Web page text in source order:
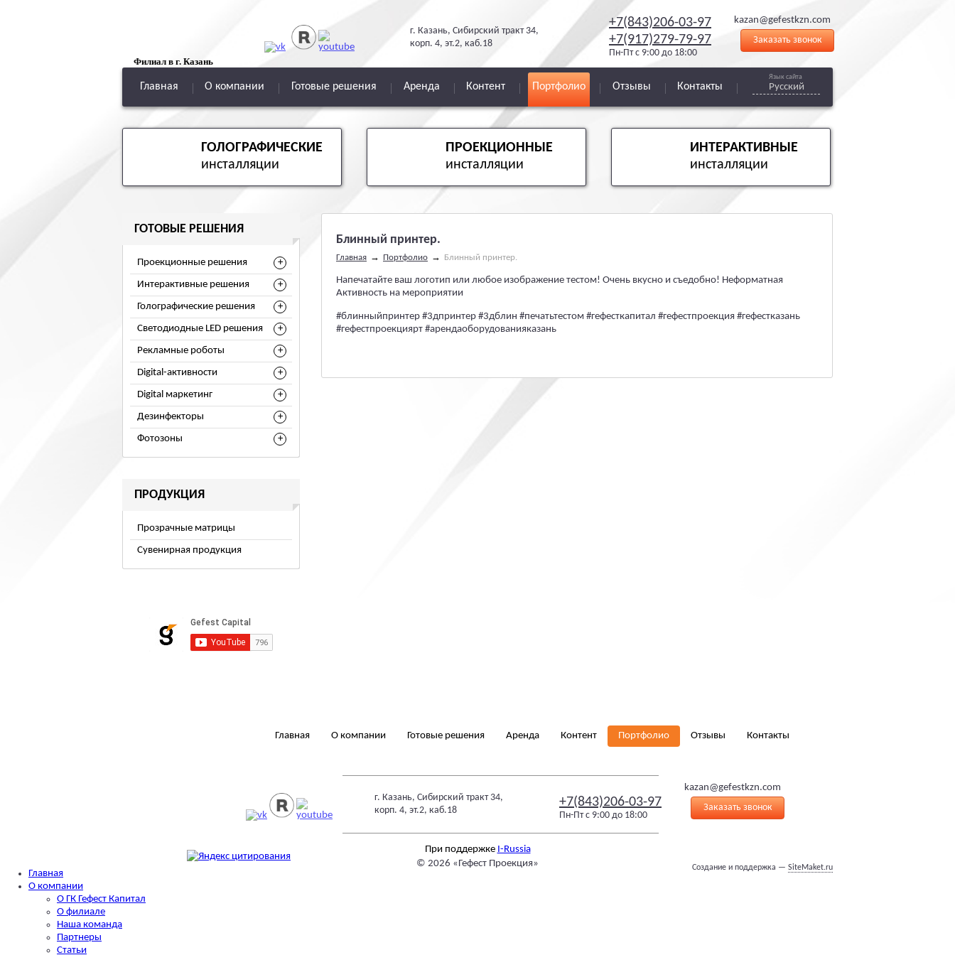
Филиал в г. Казань
г. Казань, Сибирский тракт 34,
корп. 4, эт.2, каб.18
+7(843)206-03-97
+7(917)279-79-97
Пн-Пт с 9:00 до 18:00
kazan@gefestkzn.com
Заказать звонок
Главная О компании Готовые решения Аренда Контент Портфолио Отзывы Контакты
Язык сайта
Русский
ГОЛОГРАФИЧЕСКИЕ
инсталляции
ПРОЕКЦИОННЫЕ
инсталляции
ИНТЕРАКТИВНЫЕ
инсталляции
ГОТОВЫЕ РЕШЕНИЯ
Проекционные решения
Интерактивные решения
Голографические решения
Светодиодные LED решения
Рекламные роботы
Digital-активности
Digital маркетинг
Дезинфекторы
Фотозоны
ПРОДУКЦИЯ
Прозрачные матрицы
Сувенирная продукция
Блинный принтер.
Главная → Портфолио → Блинный принтер.
Напечатайте ваш логотип или любое изображение тестом! Очень вкусно и съедобно! Неформатная
Активность на мероприятии
#блинныйпринтер #3дпринтер #3дблин #печатьтестом #гефесткапитал #гефестпроекция #гефестказань
#гефестпроекциярт #арендаоборудованияказань
Главная О компании Готовые решения Аренда Контент Портфолио Отзывы Контакты
г. Казань, Сибирский тракт 34,
корп. 4, эт.2, каб.18
+7(843)206-03-97
Пн-Пт с 9:00 до 18:00
kazan@gefestkzn.com
Заказать звонок
При поддержке I-Russia
© 2026 «Гефест Проекция» Создание и поддержка — SiteMaket.ru
Главная
О компании
О ГК Гефест Капитал
О филиале
Наша команда
Партнеры
Статьи